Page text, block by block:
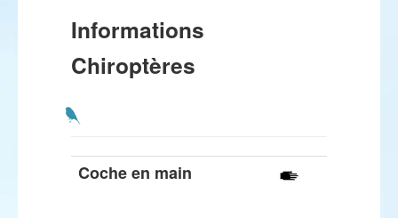
Informations
Chiroptères
Coche en main